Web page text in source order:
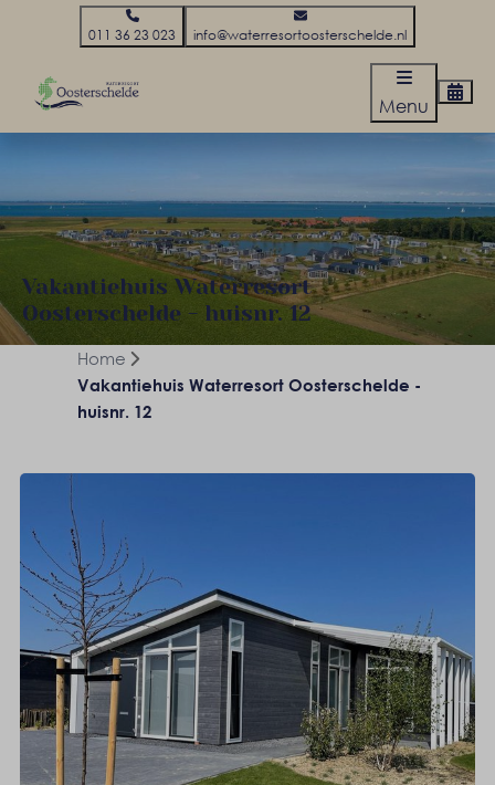
011 36 23 023 info@waterresortoosterschelde.nl
Menu
Vakantiehuis Waterresort
Oosterschelde - huisnr. 12
Home
Vakantiehuis Waterresort Oosterschelde -
huisnr. 12